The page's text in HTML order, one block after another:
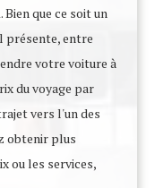
que ce soit un
entre
votre voiture à
du voyage par
vers l'un des
obtenir plus
ou les services,